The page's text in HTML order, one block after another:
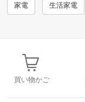
家電 生活家電
買い物かご